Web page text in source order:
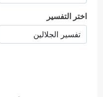
اختر التفسير